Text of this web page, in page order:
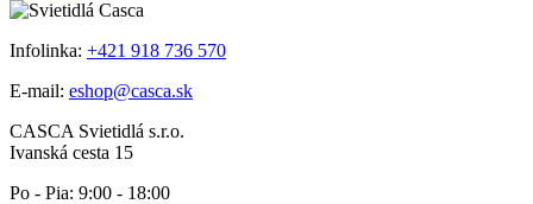
Infolinka: +421 918 736 570
E-mail: eshop@casca.sk
CASCA Svietidlá s.r.o.
Ivanská cesta 15
Po - Pia: 9:00 - 18:00